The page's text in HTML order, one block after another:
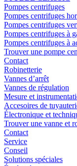
Pompes centrifuges
Pompes centrifuges
Pompes centrifuges
Pompes centrifuges à
Pompes centrifuges à
Trouver une pompe
Contact
Robinetterie
Vannes d’arrêt
Vannes de régulation
Mesure et
Accesoires de
Électronique et
Trouver une vanne et
Contact
Service
Conseil
Solutions spéciales